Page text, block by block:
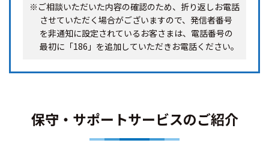
※ご相談いただいた内容の確認のため、折り返しお電話
させていただく場合がございますので、発信者番号
を非通知に設定されているお客さまは、電話番号の
最初に「186」を追加していただきお電話ください。
保守・サポートサービスのご紹介